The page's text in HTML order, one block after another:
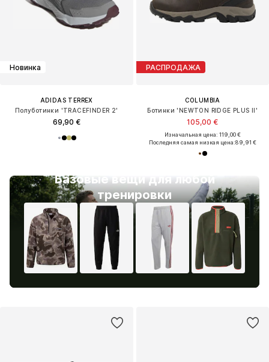
Новинка
ADIDAS TERREX
Полуботинки 'TRACEFINDER 2'
69,90 €
Базовые вещи для любой
тренировки
РАСПРОДАЖА
COLUMBIA
Ботинки 'NEWTON RIDGE PLUS II'
105,00 €
Изначальная цена: 119,00 €
Последняя самая низкая цена:89,91 €